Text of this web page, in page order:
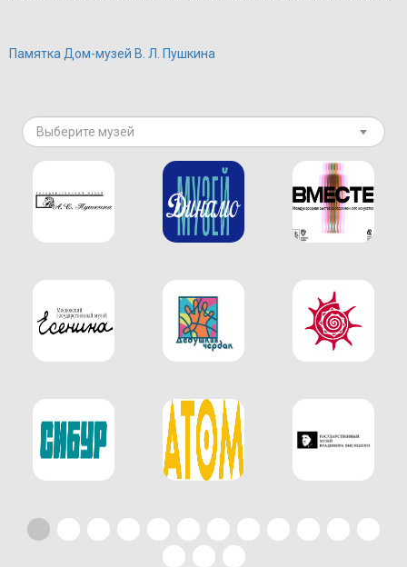
Памятка Дом-музей В. Л. Пушкина
Выберите музей